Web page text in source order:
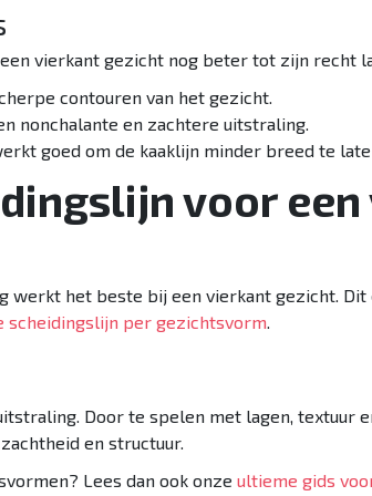
vierkant gezicht nog beter tot zijn recht
contouren van het gezicht.
nonchalante en zachtere uitstraling.
goed om de kaaklijn minder breed te
voor
werkt het beste bij een vierkant gezicht.
scheidingslijn per gezichtsvorm.
Door te spelen met lagen, textuur
en structuur.
Lees dan ook onze ultieme gids